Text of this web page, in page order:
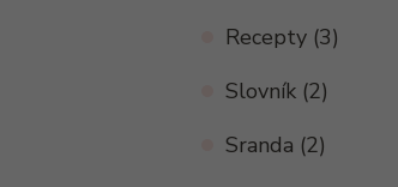
Recepty (3)
Slovník (2)
Sranda (2)